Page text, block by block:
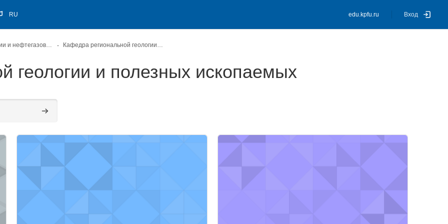
RU edu.kpfu.ru Вход
Институт геологии и нефтегазовых технологий Кафедра региональной геологии и полезных ископаемых
геологии и полезных ископаемых
Поиск курса
и охрана недр
Изображение курса" Вторая геологическая практика (часть вторая)Изображение курса" Геология четвертичных образований